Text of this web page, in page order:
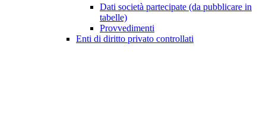
Dati società partecipate (da pubblicare in
tabelle)
Provvedimenti
Enti di diritto privato controllati